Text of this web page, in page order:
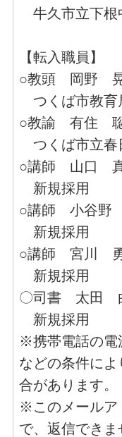
牛久市立下根
【転入職員】
○教頭 岡野
つくば市教育
○教諭 有住
つくば市立春
○講師 山口
新規採用
○講師 小谷野
新規採用
○講師 宮川
新規採用
〇司書 太田
新規採用
※携帯電話の電
などの条件に
合があります。
※このメールア
で、返信できま